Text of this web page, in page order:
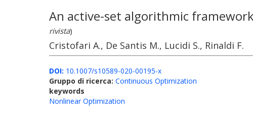
An active-set algorithmic
rivista)
Cristofari A., De Santis M., Lucidi S., Rinaldi F.
DOI: 10.1007/s10589-020-00195-x
Gruppo di ricerca: Continuous Optimization
keywords
Nonlinear Optimization